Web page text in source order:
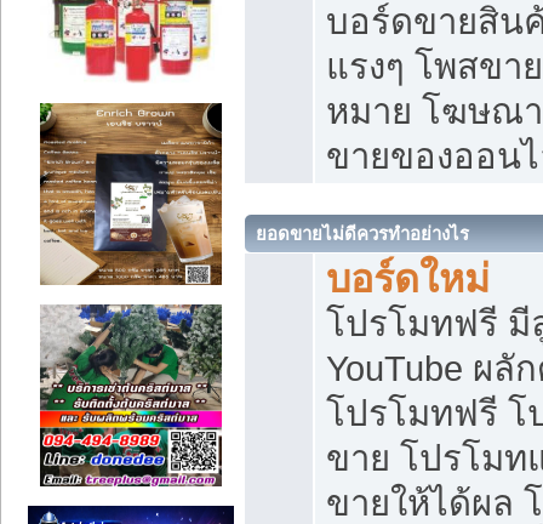
บอร์ดขายสิน
แรงๆ โพสขา
หมาย โฆษณ
ขายของออน
ยอดขายไม่ดีควรทำอย่างไร
บอร์ดใหม่
โปรโมทฟรี มี
YouTube ผลั
โปรโมทฟรี โ
ขาย โปรโมท
ขายให้ได้ผล